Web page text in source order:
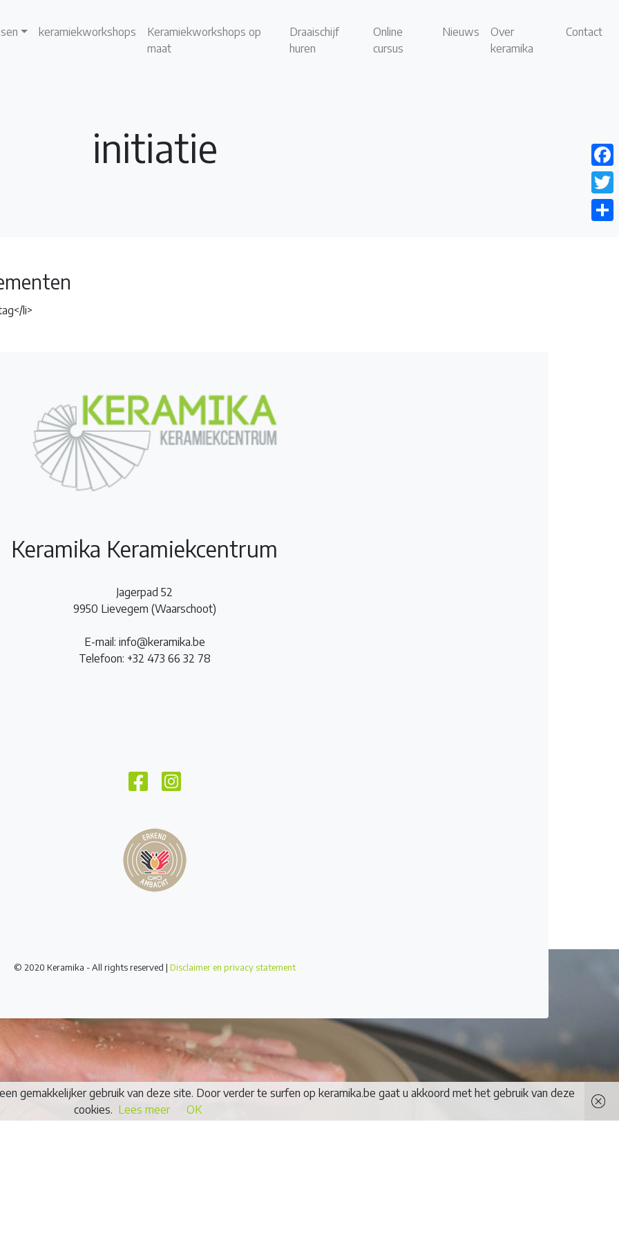
keramiekworkshops
Keramiekworkshops op
maat
Draaischijf
huren
Online
cursus
Nieuws
Over
keramika
Contact
initiatie
li>
Keramika Keramiekcentrum
Jagerpad 52
9950 Lievegem (Waarschoot)
E-mail: info@keramika.be
Telefoon: +32 473 66 32 78
© 2020 Keramika - All rights reserved | Disclaimer en privacy statement
gemakkelijker gebruik van deze site. Door verder te surfen op keramika.be gaat u akkoord met het gebruik van deze
cookies. Lees meer OK